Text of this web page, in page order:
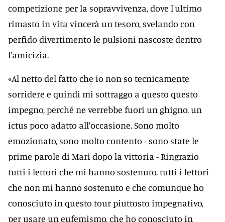
competizione per la sopravvivenza, dove l'ultimo
rimasto in vita vincerà un tesoro, svelando con
perfido divertimento le pulsioni nascoste dentro
l'amicizia.
«Al netto del fatto che io non so tecnicamente
sorridere e quindi mi sottraggo a questo questo
impegno, perché ne verrebbe fuori un ghigno, un
ictus poco adatto all'occasione. Sono molto
emozionato, sono molto contento - sono state le
prime parole di Mari dopo la vittoria - Ringrazio
tutti i lettori che mi hanno sostenuto, tutti i lettori
che non mi hanno sostenuto e che comunque ho
conosciuto in questo tour piuttosto impegnativo,
per usare un eufemismo, che ho conosciuto in